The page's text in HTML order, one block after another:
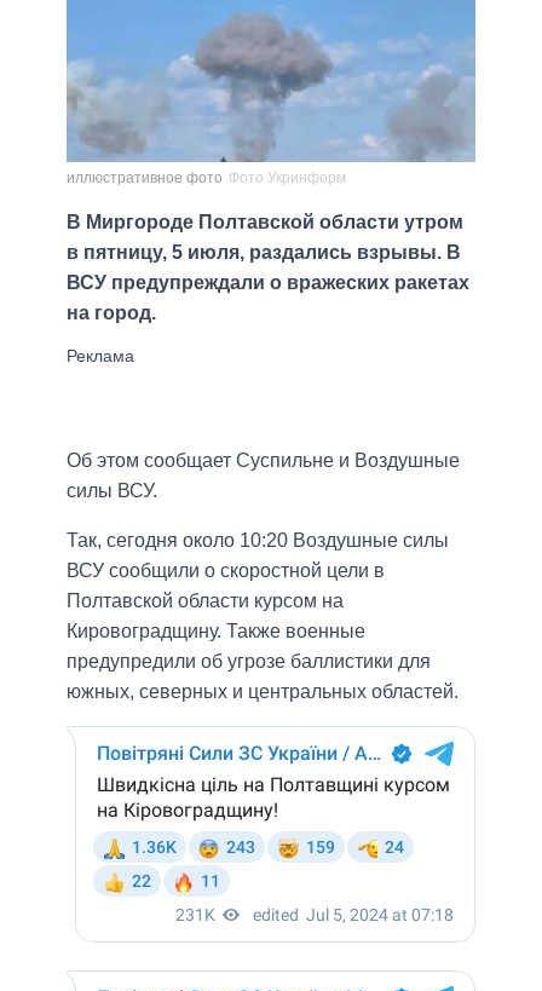
иллюстративное фото Фото Укринформ
В Миргороде Полтавской области утром
в пятницу, 5 июля, раздались взрывы. В
ВСУ предупреждали о вражеских ракетах
на город.
Об этом сообщает Суспильне и Воздушные
силы ВСУ.
Так, сегодня около 10:20 Воздушные силы
ВСУ сообщили о скоростной цели в
Полтавской области курсом на
Кировоградщину. Также военные
предупредили об угрозе баллистики для
южных, северных и центральных областей.